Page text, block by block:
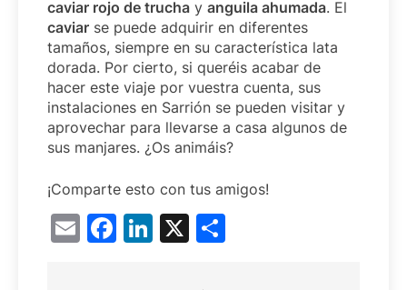
caviar rojo de trucha y anguila ahumada. El
caviar se puede adquirir en diferentes
tamaños, siempre en su característica lata
dorada. Por cierto, si queréis acabar de
hacer este viaje por vuestra cuenta, sus
instalaciones en Sarrión se pueden visitar y
aprovechar para llevarse a casa algunos de
sus manjares. ¿Os animáis?
¡Comparte esto con tus amigos!
EmailFacebook
LinkedIn
X